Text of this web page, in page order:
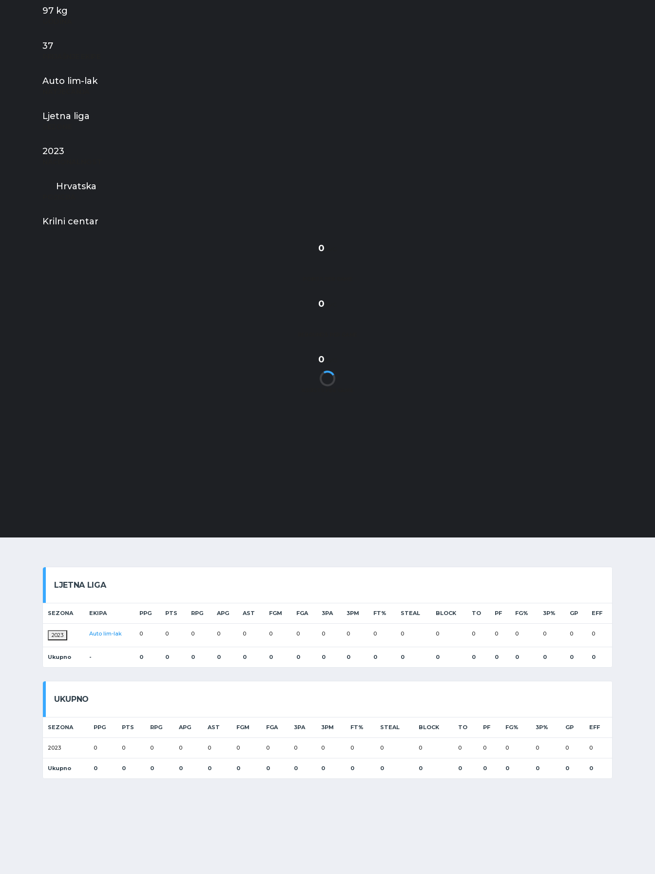
97 kg
37
Auto lim-lak
Ljetna liga
2023
Hrvatska
Krilni centar
0
0
0
LJETNA LIGA
SEZONA EKIPA PPG PTS RPG APG AST FGM FGA 3PA 3PM FT% STEAL BLOCK TO PF FG% 3P% GP EFF
2023 Auto lim-lak 0 0 0 0 0 0 0 0 0 0 0 0 0 0 0 0 0 0
Ukupno - 0 0 0 0 0 0 0 0 0 0 0 0 0 0 0 0 0 0
UKUPNO
SEZONA PPG PTS RPG APG AST FGM FGA 3PA 3PM FT% STEAL BLOCK TO PF FG% 3P% GP EFF
2023 0 0 0 0 0 0 0 0 0 0 0 0 0 0 0 0 0 0
Ukupno 0 0 0 0 0 0 0 0 0 0 0 0 0 0 0 0 0 0